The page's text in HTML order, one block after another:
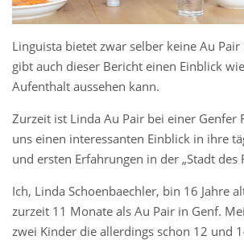
Linguista bietet zwar selber keine Au
gibt auch dieser Bericht einen Einblick
Aufenthalt aussehen kann.
Zurzeit ist Linda Au Pair bei einer Genfer
uns einen interessanten Einblick in ihre
und ersten Erfahrungen in der „Stadt des
Ich, Linda Schoenbaechler, bin 16 Jahre
zurzeit 11 Monate als Au Pair in Genf.
zwei Kinder die allerdings schon 12 und